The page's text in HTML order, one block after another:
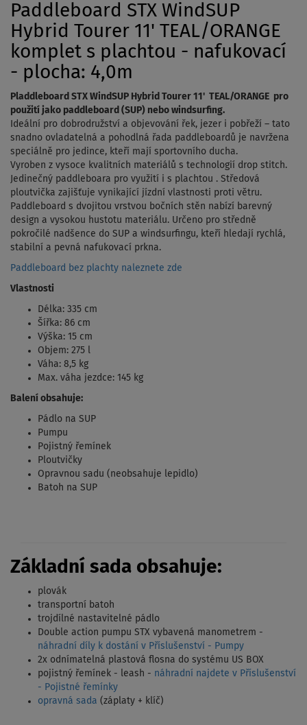
Paddleboard STX WindSUP
Hybrid Tourer 11' TEAL/ORANGE
komplet s plachtou - nafukovací
- plocha: 4,0m
Pladdleboard STX WindSUP Hybrid Tourer 11' TEAL/ORANGE pro
použití jako paddleboard (SUP) nebo windsurfing.
Ideální pro dobrodružství a objevování řek, jezer i pobřeží – tato
snadno ovladatelná a pohodlná řada paddleboardů je navržena
speciálně pro jedince, kteří mají sportovního ducha.
Vyroben z vysoce kvalitních materiálů s technologií drop stitch.
Jedinečný paddleboara pro využití i s plachtou . Středová
ploutvička zajišťuje vynikající jízdní vlastnosti proti větru.
Paddleboard s dvojitou vrstvou bočních stěn nabízí barevný
design a vysokou hustotu materiálu. Určeno pro středně
pokročilé nadšence do SUP a windsurfingu, kteří hledají rychlá,
stabilní a pevná nafukovací prkna.
Paddleboard bez plachty naleznete zde
Vlastnosti
Délka: 335 cm
Šířka: 86 cm
Výška: 15 cm
Objem: 275 l
Váha: 8,5 kg
Max. váha jezdce: 145 kg
Balení obsahuje:
Pádlo na SUP
Pumpu
Pojistný řemínek
Ploutvičky
Opravnou sadu (neobsahuje lepidlo)
Batoh na SUP
Základní sada obsahuje:
plovák
transportní batoh
trojdílné nastavitelné pádlo
Double action pumpu STX vybavená manometrem -
náhradní díly k dostání v Příslušenství - Pumpy
2x odnímatelná plastová flosna do systému US BOX
pojistný řemínek - leash - náhradní najdete v Příslušenství
- Pojistné řemínky
opravná sada (záplaty + klíč)